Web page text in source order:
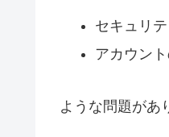
セキュリ
アカウン
ような問題があ